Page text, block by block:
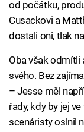
od počátku,
Cusackovi a
dostali oni, tlak
Oba však odmítli
svého. Bez
– Jesse měl
řady, kdy by jej
scenáristy oslnil